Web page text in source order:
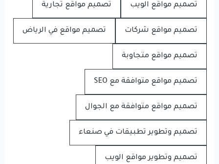
تصميم مواقع الويب تصميم مواقع تجارية
تصميم مواقع شركات تصميم مواقع في الرياض
تصميم مواقع متجاوبة
تصميم مواقع متوافقة مع SEO
تصميم مواقع متوافقة مع الجوال
تصميم وتطوير تطبيقات في صنعاء
تصميم وتطوير مواقع الويب